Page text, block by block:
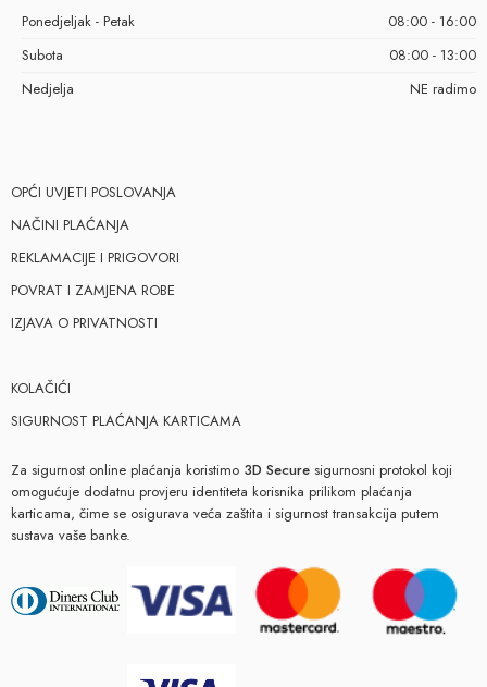
Ponedjeljak - Petak
08:00 - 16:00
Subota
08:00 - 13:00
Nedjelja
NE radimo
OPĆI UVJETI POSLOVANJA
NAČINI PLAĆANJA
REKLAMACIJE I PRIGOVORI
POVRAT I ZAMJENA ROBE
IZJAVA O PRIVATNOSTI
KOLAČIĆI
SIGURNOST PLAĆANJA KARTICAMA
Za sigurnost online plaćanja koristimo 3D Secure sigurnosni protokol koji
omogućuje dodatnu provjeru identiteta korisnika prilikom plaćanja
karticama, čime se osigurava veća zaštita i sigurnost transakcija putem
sustava vaše banke.